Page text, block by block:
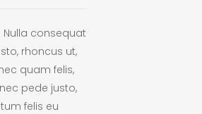
consequat
rhoncus ut,
quam felis,
pede justo,
felis eu